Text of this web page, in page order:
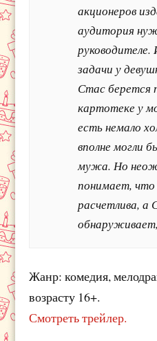
акционеров
аудитория
задачи у
Стас берется
картотеке у
есть немало
вполне могли
мужа. Но
понимает, что
расчетлива, а
Жанр: комедия,
возрасту 16+.
Смотреть трейлер.